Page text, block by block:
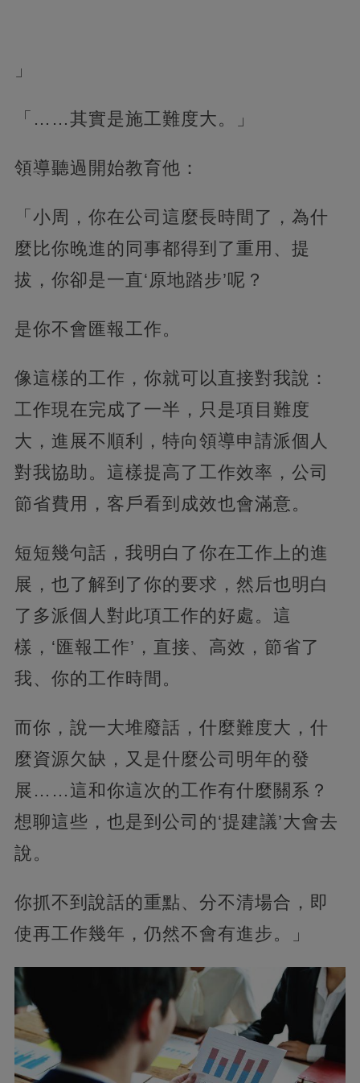
」
「……其實是施工難度大。」
領導聽過開始教育他：
「小周，你在公司這麼長時間了，為什
麼比你晚進的同事都得到了重用、提
拔，你卻是一直‘原地踏步’呢？
是你不會匯報工作。
像這樣的工作，你就可以直接對我說：
工作現在完成了一半，只是項目難度
大，進展不順利，特向領導申請派個人
對我協助。這樣提高了工作效率，公司
節省費用，客戶看到成效也會滿意。
短短幾句話，我明白了你在工作上的進
展，也了解到了你的要求，然后也明白
了多派個人對此項工作的好處。這
樣，‘匯報工作’，直接、高效，節省了
我、你的工作時間。
而你，說一大堆廢話，什麼難度大，什
麼資源欠缺，又是什麼公司明年的發
展……這和你這次的工作有什麼關系？
想聊這些，也是到公司的‘提建議’大會去
說。
你抓不到說話的重點、分不清場合，即
使再工作幾年，仍然不會有進步。」